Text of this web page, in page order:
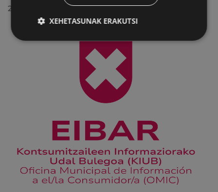
2026/07/28
XEHETASUNAK ERAKUTSI